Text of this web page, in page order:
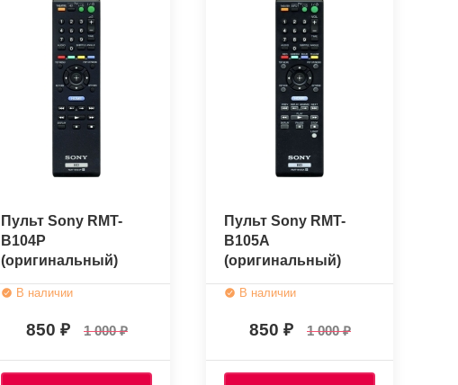
Пульт Sony RMT-
B104P
(оригинальный)
В наличии
850 1 000
Пульт Sony RMT-
B105A
(оригинальный)
В наличии
850 1 000